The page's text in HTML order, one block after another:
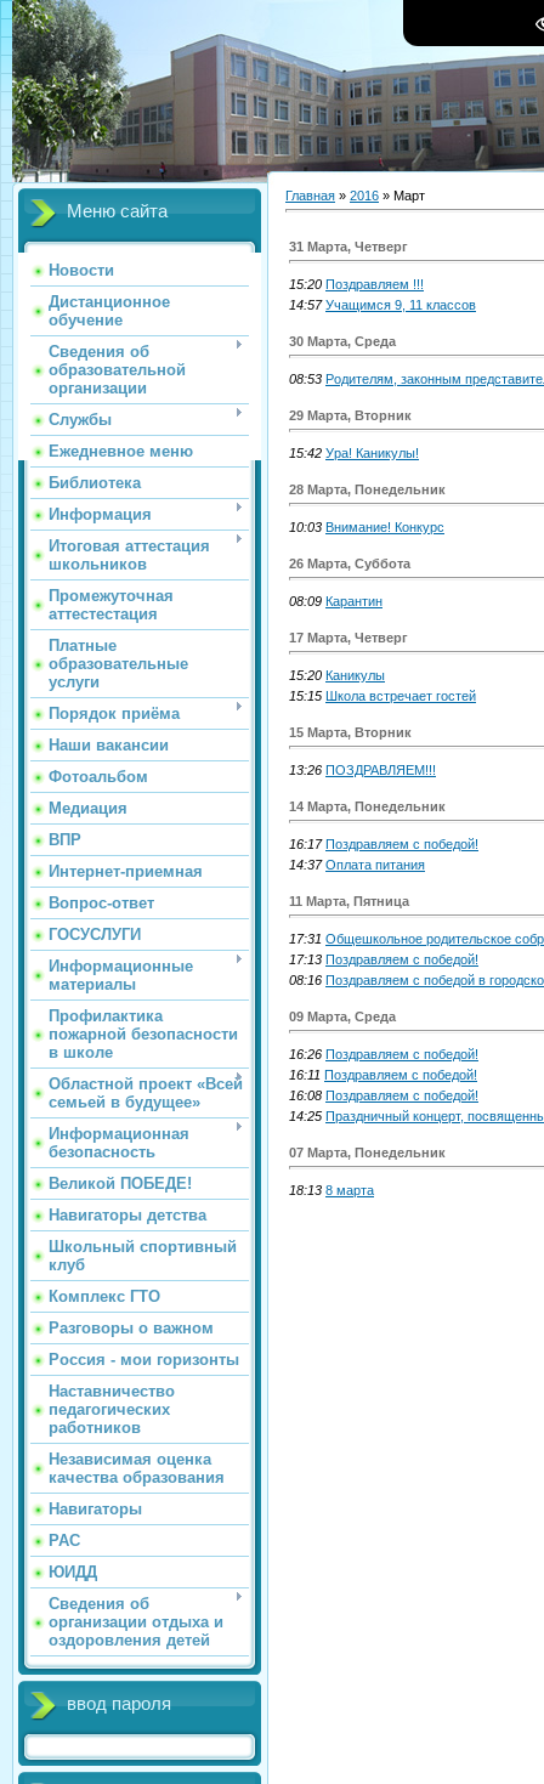
Меню сайта
Новости
Дистанционное
обучение
Сведения об
образовательной
организации
Службы
Ежедневное меню
Библиотека
Информация
Итоговая аттестация
школьников
Промежуточная
аттестестация
Платные
образовательные
услуги
Порядок приёма
Наши вакансии
Фотоальбом
Медиация
ВПР
Интернет-приемная
Вопрос-ответ
ГОСУСЛУГИ
Информационные
материалы
Профилактика
пожарной безопасности
в школе
Областной проект «Всей
семьей в будущее»
Информационная
безопасность
Великой ПОБЕДЕ!
Навигаторы детства
Школьный спортивный
клуб
Комплекс ГТО
Разговоры о важном
Россия - мои горизонты
Наставничество
педагогических
работников
Независимая оценка
качества образования
Навигаторы
РАС
ЮИДД
Сведения об
организации отдыха и
оздоровления детей
ввод пароля
Главная » 2016 » Март
31 Марта, Четверг
15:20 Поздравляем !!!
14:57 Учащимся 9, 11 классов
30 Марта, Среда
08:53 Родителям, законным
29 Марта, Вторник
15:42 Ура! Каникулы!
28 Марта, Понедельник
10:03 Внимание! Конкурс
26 Марта, Суббота
08:09 Карантин
17 Марта, Четверг
15:20 Каникулы
15:15 Школа встречает гостей
15 Марта, Вторник
13:26 ПОЗДРАВЛЯЕМ!!!
14 Марта, Понедельник
16:17 Поздравляем с победой!
14:37 Оплата питания
11 Марта, Пятница
17:31 Общешкольное родительское
17:13 Поздравляем с победой!
08:16 Поздравляем с победой в
09 Марта, Среда
16:26 Поздравляем с победой!
16:11 Поздравляем с победой!
16:08 Поздравляем с победой!
14:25 Праздничный концерт,
07 Марта, Понедельник
18:13 8 марта